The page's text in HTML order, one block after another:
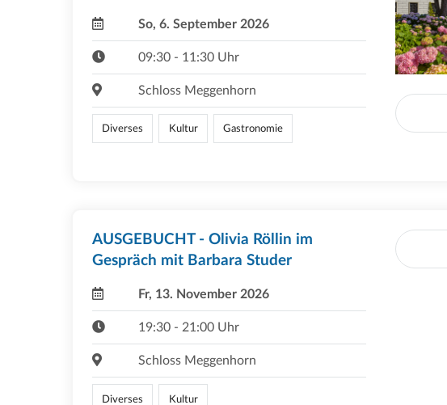
So, 6. September 2026
09:30 - 11:30 Uhr
Schloss Meggenhorn
Diverses Kultur Gastronomie
AUSGEBUCHT - Olivia Röllin im
Gespräch mit Barbara Studer
Fr, 13. November 2026
19:30 - 21:00 Uhr
Schloss Meggenhorn
Diverses Kultur